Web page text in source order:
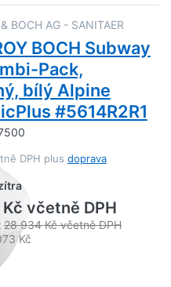
BOCH AG - SANITAER
BOCH Subway
Pack,
bílý Alpine
#5614R2R1
DPH plus doprava
včetně DPH
28 934 Kč včetně DPH
Kč